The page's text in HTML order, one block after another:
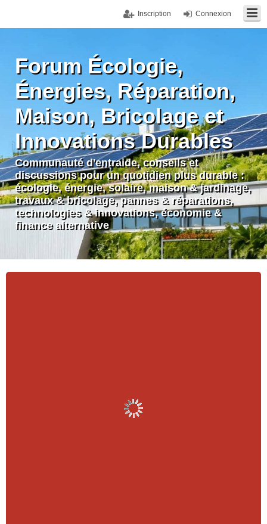
Connexion
Inscription
Forum Écologie,
Énergies, Réparation,
Maison, Bricolage et
Innovations Durables
Communauté d'entraide, conseils et
discussions pour un quotidien plus durable :
écologie, énergie, solaire, maison & jardinage,
travaux & bricolage, pannes & réparations,
technologies & innovations, économie &
finance alternative